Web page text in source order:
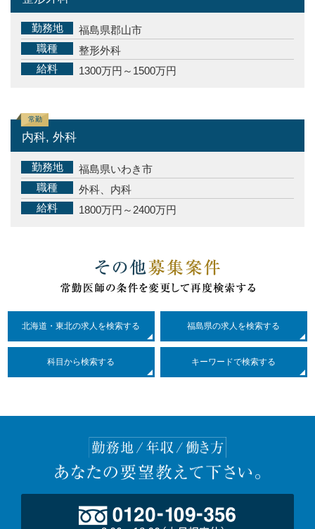
勤務地
福島県郡山市
職種
整形外科
給料
1300万円～1500万円
常勤
内科, 外科
勤務地
福島県いわき市
職種
外科、内科
給料
1800万円～2400万円
北海道・東北の求人を検索する 福島県の求人を検索する
科目 から検索する キーワードで検索する